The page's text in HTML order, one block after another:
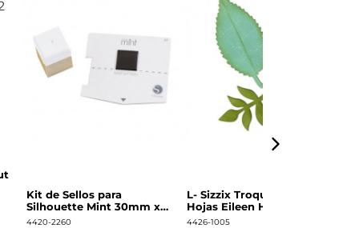
Kit de Sellos para
Silhouette Mint 30mm x
60mm
4420-2260
L- Sizzix Troquel Grueso
Hojas Eileen Hull | 661111
4426-1005